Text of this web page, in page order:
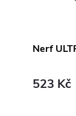
Nerf
523 Kč